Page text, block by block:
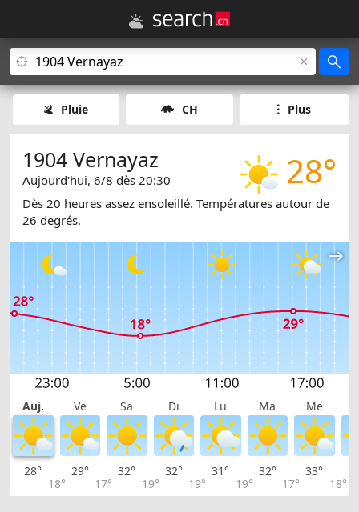
Pluie CH Plus
28°
1904 Vernayaz
Aujourd'hui, 6/8 dès 20:30
Dès 20 heures assez ensoleillé. Températures autour de
26 degrés.
Auj. Ve Sa Di Lu Ma Me
28°
18°
29°
17°
32°
19°
32°
19°
31°
19°
32°
17°
33°
18°